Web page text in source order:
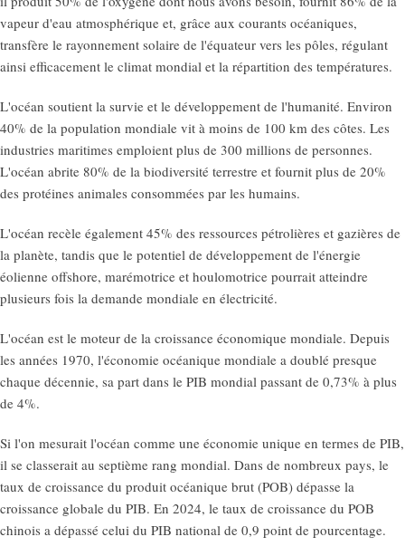
vapeur d'eau atmosphérique et, grâce aux courants océaniques,
transfère le rayonnement solaire de l'équateur vers les pôles, régulant
ainsi efficacement le climat mondial et la répartition des températures.
L'océan soutient la survie et le développement de l'humanité. Environ
40% de la population mondiale vit à moins de 100 km des côtes. Les
industries maritimes emploient plus de 300 millions de personnes.
L'océan abrite 80% de la biodiversité terrestre et fournit plus de 20%
des protéines animales consommées par les humains.
L'océan recèle également 45% des ressources pétrolières et gazières de
la planète, tandis que le potentiel de développement de l'énergie
éolienne offshore, marémotrice et houlomotrice pourrait atteindre
plusieurs fois la demande mondiale en électricité.
L'océan est le moteur de la croissance économique mondiale. Depuis
les années 1970, l'économie océanique mondiale a doublé presque
chaque décennie, sa part dans le PIB mondial passant de 0,73% à plus
de 4%.
Si l'on mesurait l'océan comme une économie unique en termes de PIB,
il se classerait au septième rang mondial. Dans de nombreux pays, le
taux de croissance du produit océanique brut (POB) dépasse la
croissance globale du PIB. En 2024, le taux de croissance du POB
chinois a dépassé celui du PIB national de 0,9 point de pourcentage.